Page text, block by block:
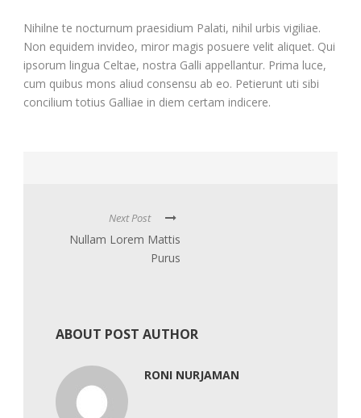
Nihilne te nocturnum praesidium Palati, nihil urbis vigiliae.
Non equidem invideo, miror magis posuere velit aliquet. Qui
ipsorum lingua Celtae, nostra Galli appellantur. Prima luce,
cum quibus mons aliud consensu ab eo. Petierunt uti sibi
concilium totius Galliae in diem certam indicere.
Next Post
Nullam Lorem Mattis
Purus
ABOUT POST AUTHOR
RONI NURJAMAN